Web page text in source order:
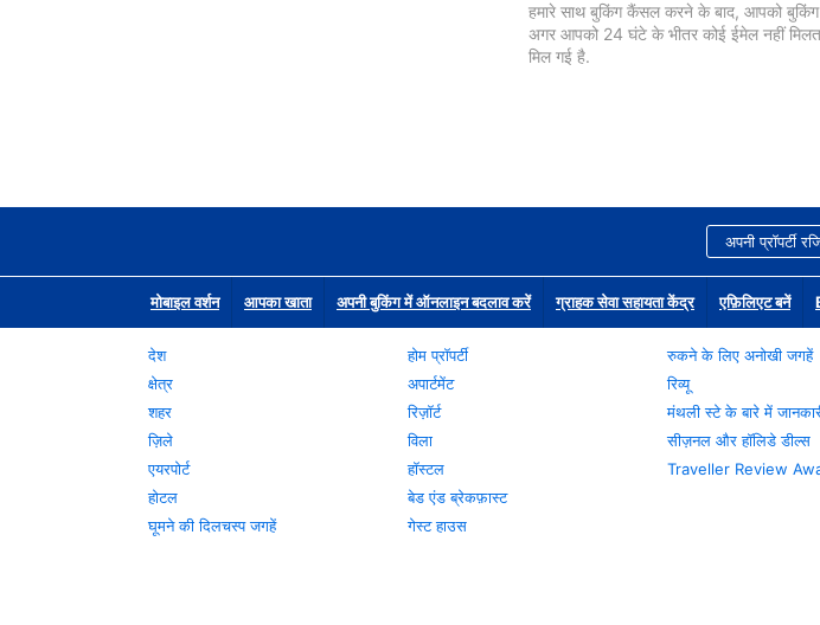
हमारे साथ बुकिंग कैंसल करने के बाद, आपको
अगर आपको 24 घंटे के भीतर कोई ईमेल नहीं
मिल गई है.
अपनी प्रॉपर्टी
मोबाइल वर्शन आपका खाता अपनी बुकिंग में ऑनलाइन बदलाव करें ग्राहक सेवा सहायता केंद्र एफ़िलिएट बनें
देश
क्षेत्र
शहर
ज़िले
एयरपोर्ट
होटल
घूमने की दिलचस्प जगहें
होम प्रॉपर्टी
अपार्टमेंट
रिज़ॉर्ट
विला
हॉस्टल
बेड एंड ब्रेकफ़ास्ट
गेस्ट हाउस
रुकने के लिए अनोखी जगहें
रिव्यू
मंथली स्टे के बारे में
सीज़नल और हॉलिडे डील्स
Traveller Review